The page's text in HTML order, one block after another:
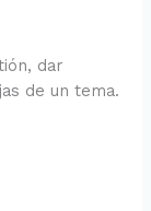
dar
de un tema.